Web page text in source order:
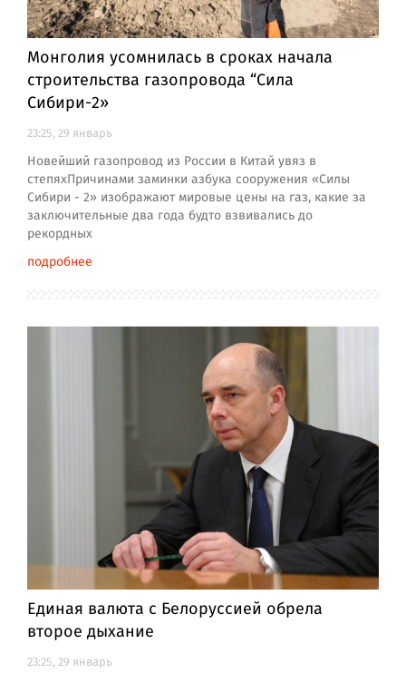
Монголия усомнилась в сроках начала
строительства газопровода “Сила
Сибири-2»
23:25, 29 январь
Новейший газопровод из России в Китай увяз в
степяхПричинами заминки азбука сооружения «Силы
Сибири - 2» изображают мировые цены на газ, какие за
заключительные два года будто взвивались до
рекордных
подробнее
Единая валюта с Белоруссией обрела
второе дыхание
23:25, 29 январь